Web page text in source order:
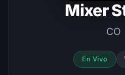
Mixer
CO
En Vivo